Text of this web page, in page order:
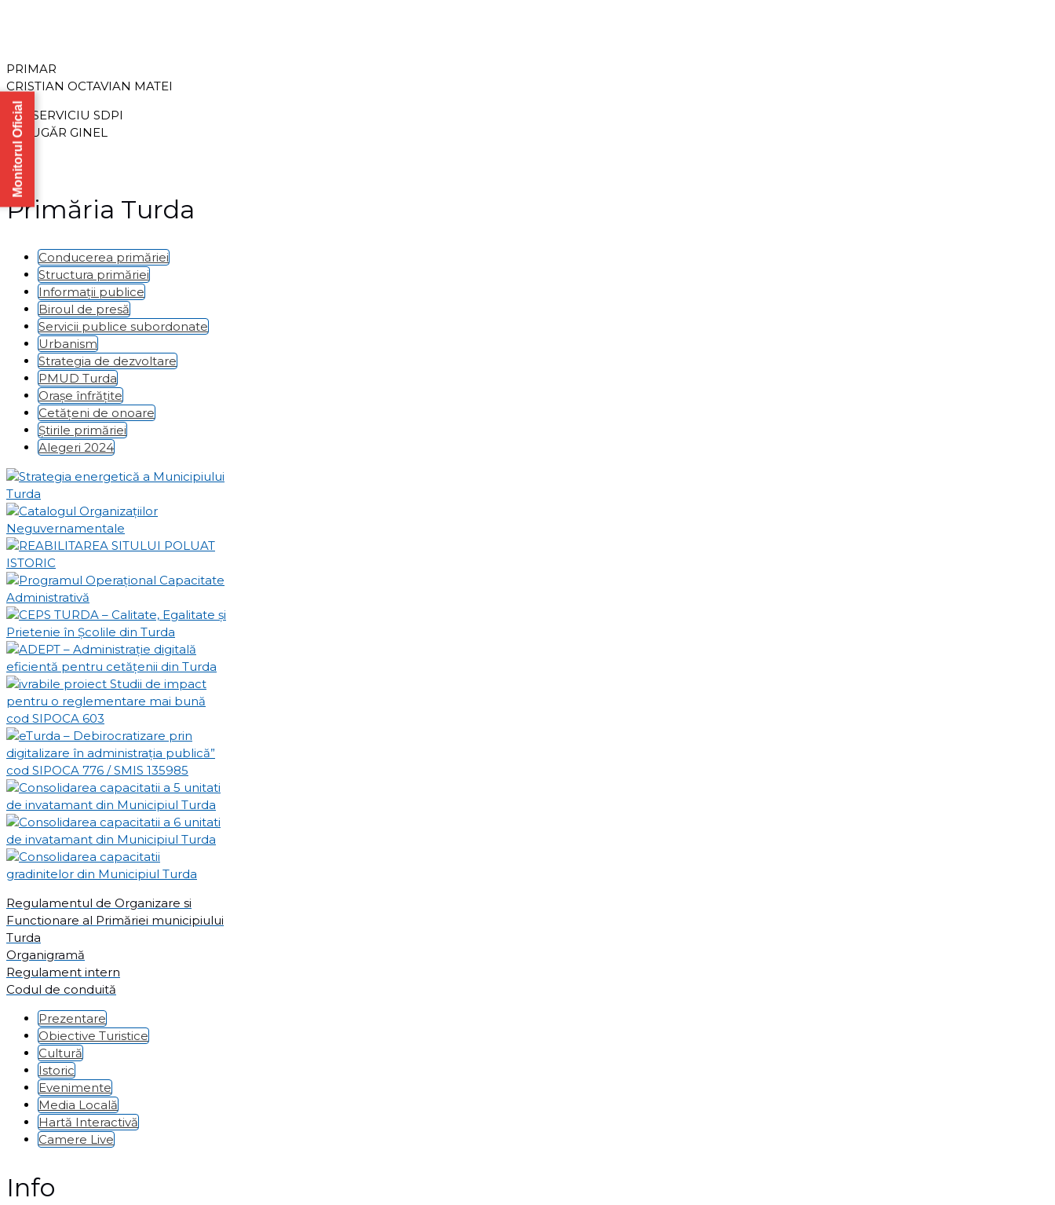
PRIMAR
CRISTIAN OCTAVIAN MATEI
SEF SERVICIU SDPI
CĂLUGĂR GINEL
Primăria Turda
Conducerea primăriei
Structura primăriei
Informații publice
Biroul de presă
Servicii publice subordonate
Urbanism
Strategia de dezvoltare
PMUD Turda
Orașe înfrățite
Cetățeni de onoare
Știrile primăriei
Alegeri 2024
Regulamentul de Organizare si
Functionare al Primăriei municipiului
Turda
Organigramă
Regulament intern
Codul de conduită
Prezentare
Obiective Turistice
Cultură
Istoric
Evenimente
Media Locală
Hartă Interactivă
Camere Live
Info
Monitorul Oficial